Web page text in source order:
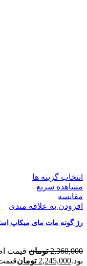
انتخاب گزینه ها
مشاهده سریع
مقایسه
افزودن به علاقه مندی
رژ گونه مات مای میکاپ
2,360,000 تومان
بود.2,245,000 تومانقیمت